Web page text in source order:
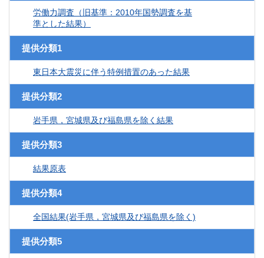
労働力調査（旧基準：2010年国勢調査を基
準とした結果）
提供分類1
東日本大震災に伴う特例措置のあった結果
提供分類2
岩手県，宮城県及び福島県を除く結果
提供分類3
結果原表
提供分類4
全国結果(岩手県，宮城県及び福島県を除く)
提供分類5